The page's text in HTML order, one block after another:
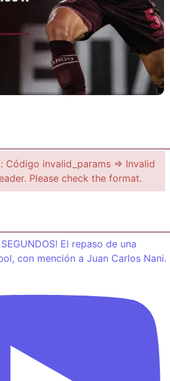
Código invalid_params => Invalid
Please check the format.
El repaso de una
con mención a Juan Carlos Nani.